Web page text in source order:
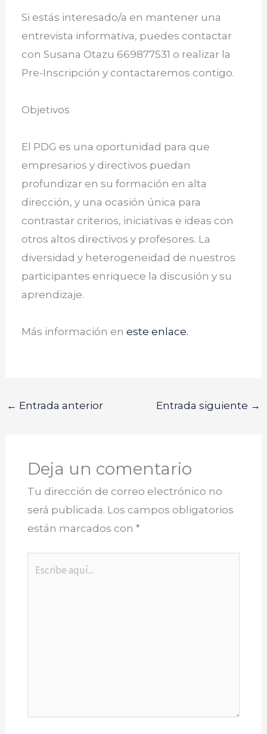
Si estás interesado/a en mantener una
entrevista informativa, puedes contactar
con Susana Otazu 669877531 o realizar la
Pre-Inscripción y contactaremos contigo.
Objetivos
El PDG es una oportunidad para que
empresarios y directivos puedan
profundizar en su formación en alta
dirección, y una ocasión única para
contrastar criterios, iniciativas e ideas con
otros altos directivos y profesores. La
diversidad y heterogeneidad de nuestros
participantes enriquece la discusión y su
aprendizaje.
Más información eneste enlace.
← Entrada anterior Entrada siguiente →
Deja un comentario
Tu dirección de correo electrónico no
será publicada. Los campos obligatorios
están marcados con *